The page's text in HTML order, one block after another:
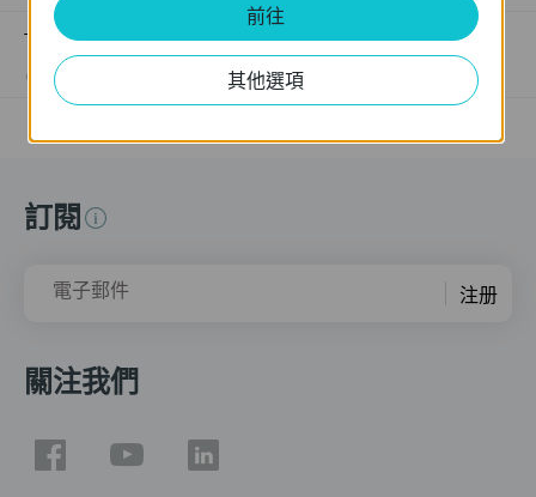
TL-SL1218MP V1 Q&A and Troubleshooting
11-26-2020 views
訂閱
電子郵件 注册
關注我們
前往
其他選項